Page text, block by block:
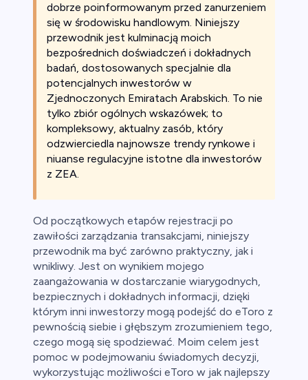
dobrze poinformowanym przed zanurzeniem
się w środowisku handlowym. Niniejszy
przewodnik jest kulminacją moich
bezpośrednich doświadczeń i dokładnych
badań, dostosowanych specjalnie dla
potencjalnych inwestorów w
Zjednoczonych Emiratach Arabskich. To nie
tylko zbiór ogólnych wskazówek; to
kompleksowy, aktualny zasób, który
odzwierciedla najnowsze trendy rynkowe i
niuanse regulacyjne istotne dla inwestorów
z ZEA.
Od początkowych etapów rejestracji po
zawiłości zarządzania transakcjami, niniejszy
przewodnik ma być zarówno praktyczny, jak i
wnikliwy. Jest on wynikiem mojego
zaangażowania w dostarczanie wiarygodnych,
bezpiecznych i dokładnych informacji, dzięki
którym inni inwestorzy mogą podejść do eToro z
pewnością siebie i głębszym zrozumieniem tego,
czego mogą się spodziewać. Moim celem jest
pomoc w podejmowaniu świadomych decyzji,
wykorzystując możliwości eToro w jak najlepszy